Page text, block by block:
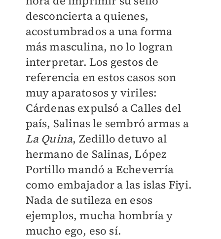
desconcierta a quienes,
acostumbrados a una forma
más masculina, no lo logran
interpretar. Los gestos de
referencia en estos casos son
muy aparatosos y viriles:
Cárdenas expulsó a Calles del
país, Salinas le sembró armas a
La Quina, Zedillo detuvo al
hermano de Salinas, López
Portillo mandó a Echeverría
como embajador a las islas Fiyi.
Nada de sutileza en esos
ejemplos, mucha hombría y
mucho ego, eso sí.